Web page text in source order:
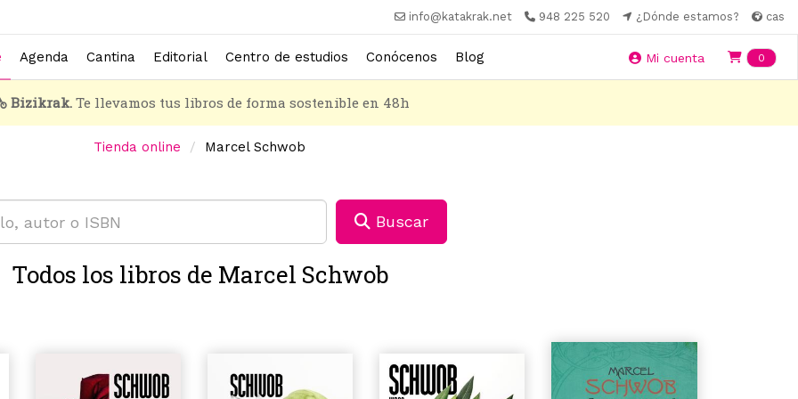
info@katakrak.net 948 225 520 ¿Dónde estamos? cas
Agenda Cantina Editorial Centro de estudios Conócenos Blog Mi cuenta 0
Bizikrak.Te llevamos tus libros de forma sostenible en 48h
Tienda online Marcel Schwob
Buscar
Todos los libros de Marcel Schwob